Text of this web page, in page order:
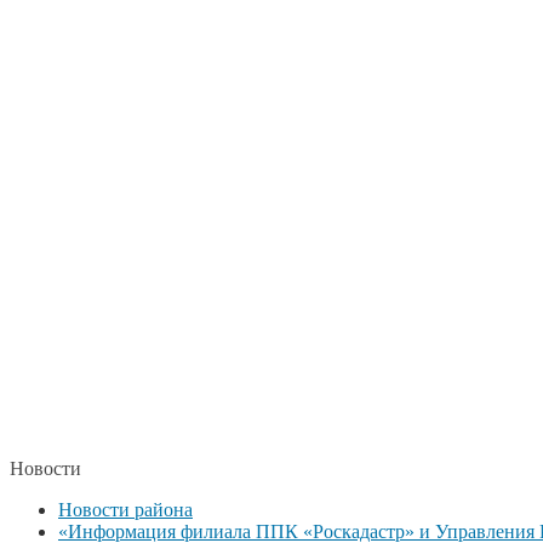
Новости
Новости района
«Информация филиала ППК «Роскадастр» и Управления